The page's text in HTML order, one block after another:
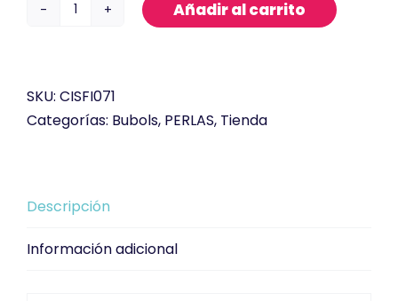
Perlas
Blueberry
cantidad
Añadir al carrito
SKU: CISFI071
Categorías: Bubols, PERLAS, Tienda
Descripción
Información adicional